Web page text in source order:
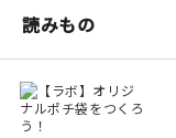
お店/ワークスペース
読みもの